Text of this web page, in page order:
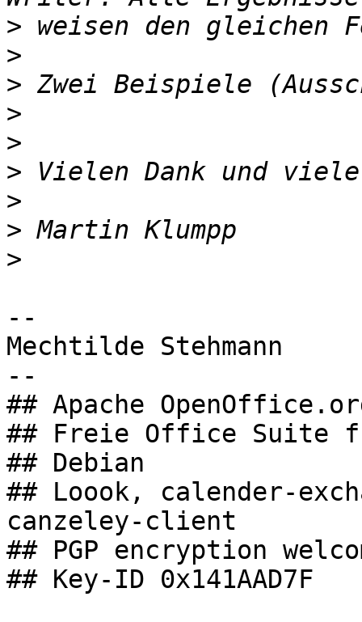
>
>
>
>
>
>
>
>
>
--
Mechtilde Stehmann
--
## Apache
## Freie Office Suite
## Debian
## Loook, calender-
canzeley-client
## PGP encryption
## Key-ID 0x141AAD7F